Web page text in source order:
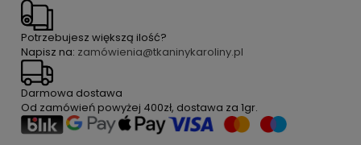
Potrzebujesz większą ilość?
Napisz na: zamówienia@tkaninykaroliny.pl
Darmowa dostawa
Od zamówień powyżej 400zł, dostawa za 1gr.